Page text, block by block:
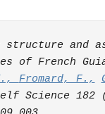
structure
of French
Fromard, F.,
Science 182